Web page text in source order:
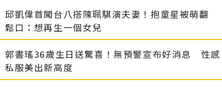
邱凱偉首闖台八搭陳珮騏演夫妻！抱童星被萌翻
鬆口：想再生一個女兒
郭書瑤36歲生日送驚喜！無預警宣布好消息 性感
私服美出新高度